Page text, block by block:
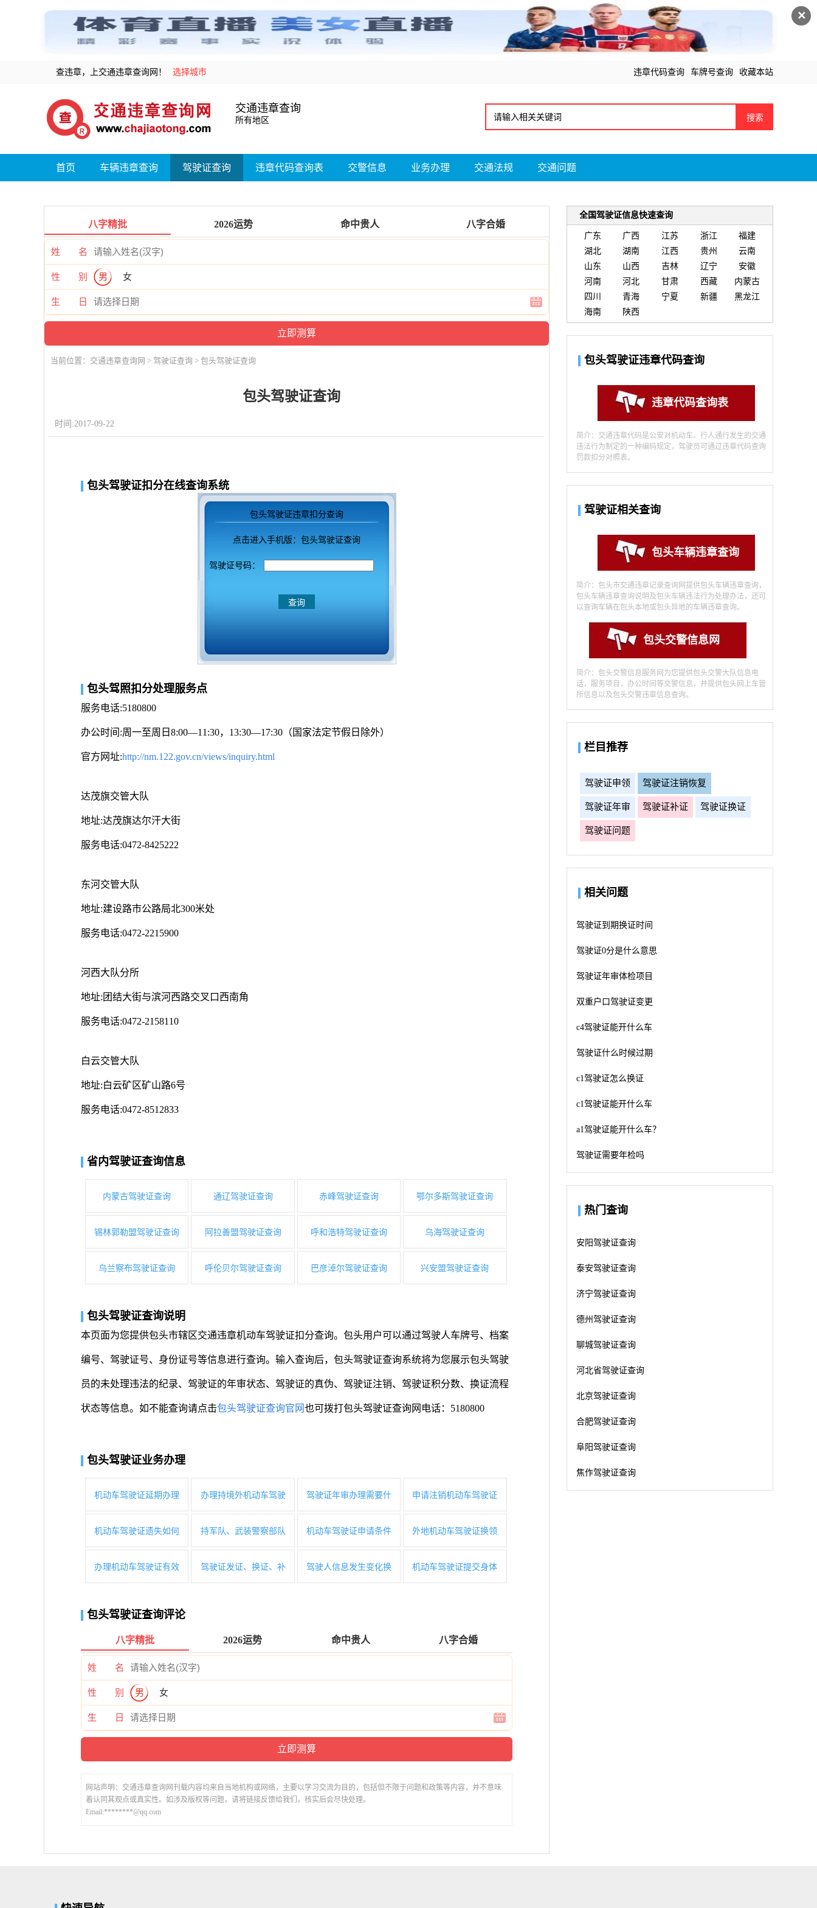
✕
查违章，上交通违章查询网！ 选择城市 违章代码查询 车牌号查询 收藏本站
交通违章查询
所有地区 搜索
首页 车辆违章查询 驾驶证查询 违章代码查询表 交警信息 业务办理 交通法规 交通问题
八字精批 2026运势 命中贵人 八字合婚
姓 名
性 别 男 女
生 日
当前位置： 交通违章查询网 > 驾驶证查询 > 包头驾驶证查询
包头驾驶证查询
时间:2017-09-22
包头驾驶证扣分在线查询系统
包头驾驶证违章扣分查询
点击进入手机版：包头驾驶证查询
驾驶证号码：
包头驾照扣分处理服务点
服务电话:5180800
办公时间:周一至周日8:00—11:30，13:30—17:30（国家法定节假日除外）
官方网址:http://nm.122.gov.cn/views/inquiry.html
达茂旗交管大队
地址:达茂旗达尔汗大街
服务电话:0472-8425222
东河交管大队
地址:建设路市公路局北300米处
服务电话:0472-2215900
河西大队分所
地址:团结大街与滨河西路交叉口西南角
服务电话:0472-2158110
白云交管大队
地址:白云矿区矿山路6号
服务电话:0472-8512833
省内驾驶证查询信息
内蒙古驾驶证查询 通辽驾驶证查询 赤峰驾驶证查询 鄂尔多斯驾驶证查询
锡林郭勒盟驾驶证查询 阿拉善盟驾驶证查询 呼和浩特驾驶证查询 乌海驾驶证查询
乌兰察布驾驶证查询 呼伦贝尔驾驶证查询 巴彦淖尔驾驶证查询 兴安盟驾驶证查询
包头驾驶证查询说明
本页面为您提供包头市辖区交通违章机动车驾驶证扣分查询。包头用户可以通过驾驶人车牌号、档案
编号、驾驶证号、身份证号等信息进行查询。输入查询后，包头驾驶证查询系统将为您展示包头驾驶
员的未处理违法的纪录、驾驶证的年审状态、驾驶证的真伪、驾驶证注销、驾驶证积分数、换证流程
状态等信息。如不能查询请点击包头驾驶证查询官网也可拨打包头驾驶证查询网电话：5180800
包头驾驶证业务办理
机动车驾驶证延期办理 办理持境外机动车驾驶 驾驶证年审办理需要什 申请注销机动车驾驶证
机动车驾驶证遗失如何 持军队、武装警察部队 机动车驾驶证申请条件 外地机动车驾驶证换领
办理机动车驾驶证有效 驾驶证发证、换证、补 驾驶人信息发生变化换 机动车驾驶证提交身体
包头驾驶证查询评论
八字精批 2026运势 命中贵人 八字合婚
姓 名
性 别 男 女
生 日
网站声明：交通违章查询网刊载内容均来自当地机构或网络，主要以学习交流为目的，包括但不限于问题和政策等内容，并不意味
着认同其观点或真实性。如涉及版权等问题，请将链接反馈给我们，核实后会尽快处理。
Email:********@qq.com
全国驾驶证信息快速查询
广东 广西 江苏 浙江
福建
湖北
湖南 江西 贵州
云南
山东
山西 吉林 辽宁
安徽
河南
河北 甘肃 西藏
内蒙古
四川
青海 宁夏 新疆
黑龙江
海南
陕西
包头驾驶证违章代码查询
违章代码查询表
简介：交通违章代码是公安对机动车、行人通行发生的交通
违法行为制定的一种编码规定，驾驶员可通过违章代码查询
罚款扣分对照表。
驾驶证相关查询
包头车辆违章查询
简介：包头市交通违章记录查询网提供包头车辆违章查询，
包头车辆违章查询说明及包头车辆违法行为处理办法，还可
以查询车辆在包头本地或包头异地的车辆违章查询。
包头交警信息网
简介：包头交警信息服务网为您提供包头交警大队信息电
话，服务项目，办公时间等交警信息，并提供包头网上车管
所信息以及包头交警违章信息查询。
栏目推荐
驾驶证申领 驾驶证注销恢复
驾驶证年审 驾驶证补证 驾驶证换证
驾驶证问题
相关问题
驾驶证到期换证时间
驾驶证0分是什么意思
驾驶证年审体检项目
双重户口驾驶证变更
c4驾驶证能开什么车
驾驶证什么时候过期
c1驾驶证怎么换证
c1驾驶证能开什么车
a1驾驶证能开什么车？
驾驶证需要年检吗
热门查询
安阳驾驶证查询
泰安驾驶证查询
济宁驾驶证查询
德州驾驶证查询
聊城驾驶证查询
河北省驾驶证查询
北京驾驶证查询
合肥驾驶证查询
阜阳驾驶证查询
焦作驾驶证查询